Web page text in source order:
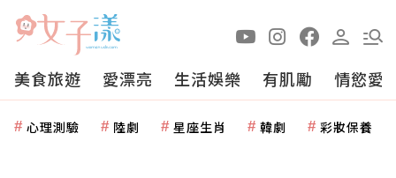
美食旅遊 愛漂亮 生活娛樂 有肌勵 情慾愛
心理測驗 陸劇 星座生肖 韓劇 彩妝保養